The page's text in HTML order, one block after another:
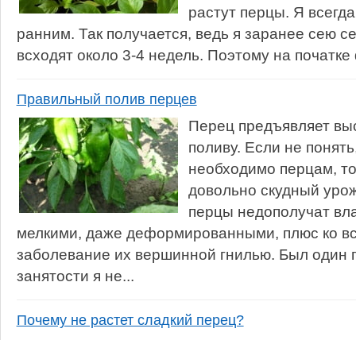
растут перцы. Я
ранним. Так получается, ведь я заранее сею
всходят около 3-4 недель. Поэтому на
Правильный полив перцев
Перец предъявляет
поливу. Если не
необходимо перцам,
довольно скудный
перцы недополучат
мелкими, даже деформированными, плюс ко
заболевание их вершинной гнилью. Был один
занятости я не...
Почему не растет сладкий перец?